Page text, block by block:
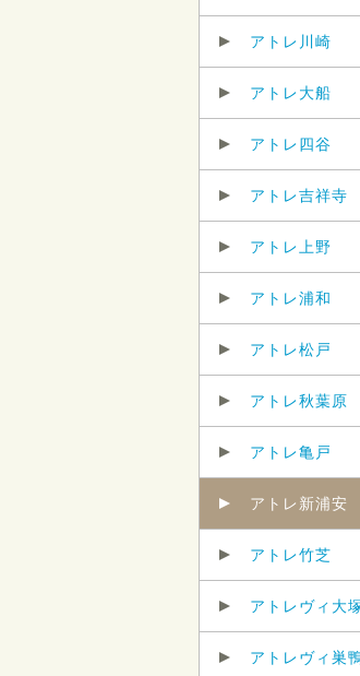
アトレ川崎
アトレ大船
アトレ四谷
アトレ吉祥寺
アトレ上野
アトレ浦和
アトレ松戸
アトレ秋葉原
アトレ亀戸
アトレ新浦安
アトレ竹芝
アトレヴィ大
アトレヴィ巣